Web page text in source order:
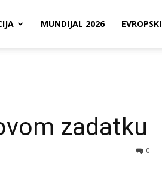
MUNDIJAL 2026 EVROPSKI
zadatku
0